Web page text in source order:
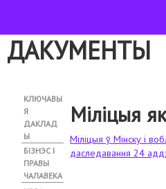
ДАКУМЕНТЫ
КЛЮЧАВЫ
Я
ДАКЛАД
Ы
БІЗНЭС І
ПРАВЫ
ЧАЛАВЕКА
Міліцыя
Міліцыя ў Мінску і
даследавання 24